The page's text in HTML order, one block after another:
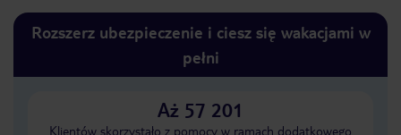
Rozszerz ubezpieczenie i ciesz się wakacjami w
pełni
Aż 57 201
Klientów skorzystało z pomocy w ramach dodatkowego